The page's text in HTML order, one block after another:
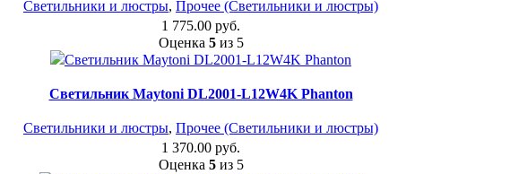
Светильники и люстры, Прочее (Светильники и люстры)
1 775.00 руб.
Оценка 5из 5
Светильник Maytoni DL2001-L12W4K Phanton
Светильники и люстры, Прочее (Светильники и люстры)
1 370.00 руб.
Оценка 5из 5